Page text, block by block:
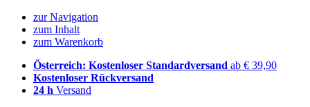
zur Navigation
zum Inhalt
zum Warenkorb
Österreich: Kostenloser Standardversand ab € 39,90
Kostenloser Rückversand
24 h Versand